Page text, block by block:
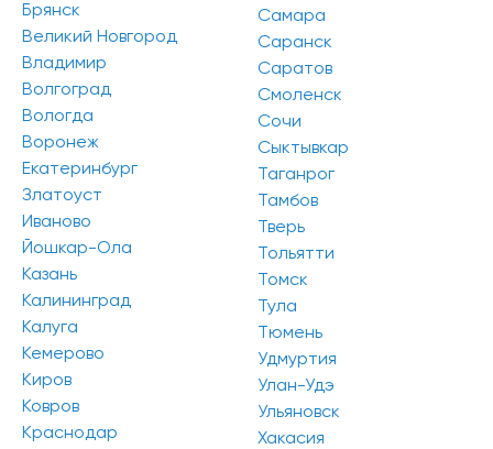
Количество строящихся корпусов с апартаментами в
Петербурге снизилось с 53 до 43 корпусов. Количество
объектов, находящихся на этапе строительства,
уменьшилось с 28,6 тыс. юнитов до 25,4 тыс. юнитов.
Совокупная площадь апартаментов также снизилась
на 18,3% - с 962,2 тыс. кв. м до 786,2 тыс. кв. м.
Брянск
Великий Новгород
Владимир
Волгоград
Вологда
Воронеж
Екатеринбург
Златоуст
Иваново
Йошкар-Ола
Казань
Калининград
Калуга
Кемерово
Киров
Ковров
Краснодар
Самара
Саранск
Саратов
Смоленск
Сочи
Сыктывкар
Таганрог
Тамбов
Тверь
Тольятти
Томск
Тула
Тюмень
Удмуртия
Улан-Удэ
Ульяновск
Хакасия